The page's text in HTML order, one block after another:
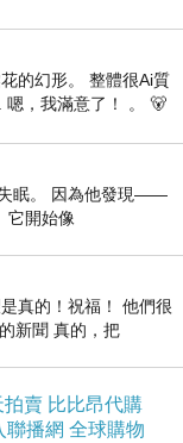
的幻形。 整體很Ai質
嗯，我滿意了！ 。 🐻
眠。 因為他發現——
它開始像
真的！祝福！ 他們很
新聞 真的，把
拍賣 比比昂代購
聯播網 全球購物